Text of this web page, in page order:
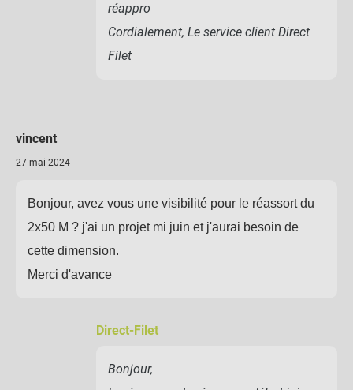
réappro
Cordialement, Le service client Direct
Filet
vincent
27 mai 2024
Bonjour, avez vous une visibilité pour le réassort du
2x50 M ? j'ai un projet mi juin et j'aurai besoin de
cette dimension.
Merci d'avance
Direct-Filet
Bonjour,